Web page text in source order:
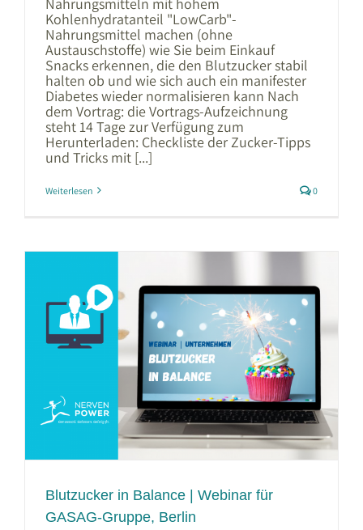
Kohlenhydratanteil "LowCarb"-
Nahrungsmittel machen (ohne
Austauschstoffe) wie Sie beim Einkauf
Snacks erkennen, die den Blutzucker stabil
halten ob und wie sich auch ein manifester
Diabetes wieder normalisieren kann Nach
dem Vortrag: die Vortrags-Aufzeichnung
steht 14 Tage zur Verfügung zum
Herunterladen: Checkliste der Zucker-Tipps
und Tricks mit [...]
Weiterlesen 0
Blutzucker in Balance | Webinar für
GASAG-Gruppe, Berlin